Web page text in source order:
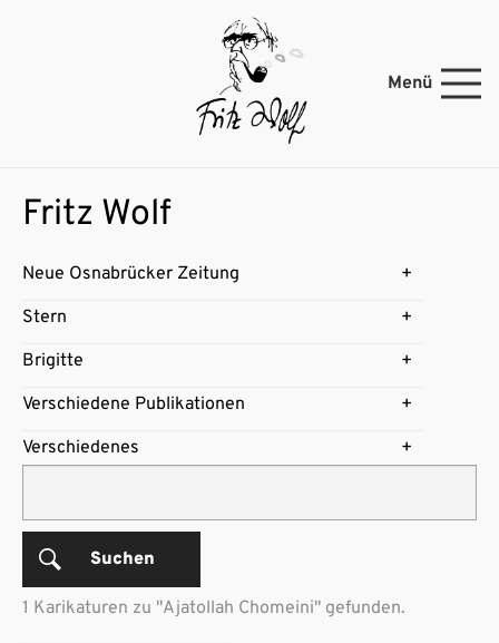
Menü
Fritz Wolf
Neue Osnabrücker Zeitung
Stern
Brigitte
Verschiedene Publikationen
Verschiedenes
Suchen
1 Karikaturen zu "Ajatollah Chomeini" gefunden.